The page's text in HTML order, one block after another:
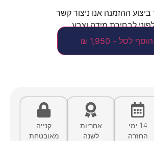
ההזמנה אנו ניצור קשר
לבחירת מידה וצבע.
הוסף לסל - 1,950 ₪
קנייה
מאובטחת
אחריות
לשנה
14 ימי
החזרה